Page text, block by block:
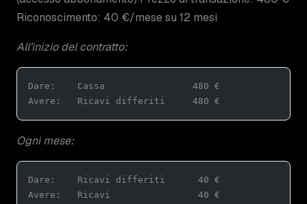
Riconoscimento: 40 €/mese su 12 mesi
All’inizio del contratto:
Dare:    Cassa                480 €
Avere:   Ricavi differiti     480 €
Ogni mese:
Dare:    Ricavi differiti      40 €
Avere:   Ricavi                40 €